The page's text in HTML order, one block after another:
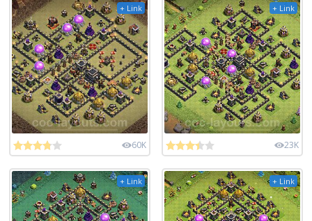
+ Link
60K
+ Link
23K
+ Link + Link